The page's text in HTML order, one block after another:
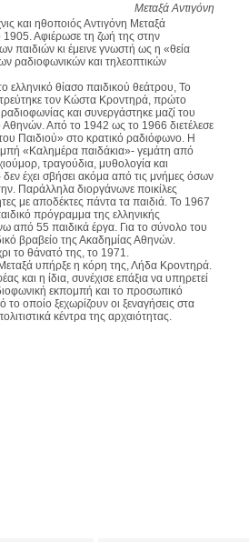
Μεταξά Αντιγόνη
και ηθοποιός Αντιγόνη Μεταξά
Αφιέρωσε τη ζωή της στην
παιδιών κι έμεινε γνωστή ως η «θεία
ραδιοφωνικών και τηλεοπτικών
ελληνικό θίασο παιδικού θεάτρου, Το
τον Κώστα Κροντηρά, πρώτο
και συνεργάστηκε μαζί του
Από το 1942 ως το 1966 διετέλεσε
Παιδιού» στο κρατικό ραδιόφωνο. Η
«Καλημέρα παιδάκια»- γεμάτη από
τραγούδια, μυθολογία και
έχει σβήσει ακόμα από τις μνήμες όσων
Παράλληλα διοργάνωνε ποικίλες
με αποδέκτες πάντα τα παιδιά. Το 1967
πρόγραμμα της ελληνικής
από 55 παιδικά έργα. Για το σύνολο του
βραβείο της Ακαδημίας Αθηνών.
το θάνατό της, το 1971.
υπήρξε η κόρη της, Λήδα Κροντηρά.
και η ίδια, συνέχισε επάξια να υπηρετεί
εκπομπή και το προσωπικό
οποίο ξεχωρίζουν οι ξεναγήσεις στα
κέντρα της αρχαιότητας.